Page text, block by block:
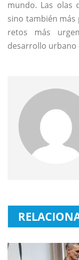
mundo. Las olas
sino también más
retos más
desarrollo urbano